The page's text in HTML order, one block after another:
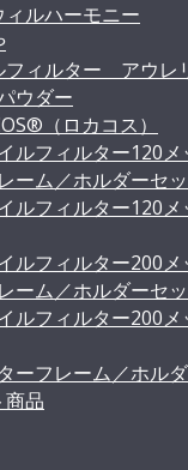
ルハーモニー
フィルター アウレ
ウダー
（ロカコス）
ルフィルター120
ーム／ホルダーセ
ルフィルター120
ルフィルター200
ーム／ホルダーセ
ルフィルター200
ーフレーム／ホル
商品